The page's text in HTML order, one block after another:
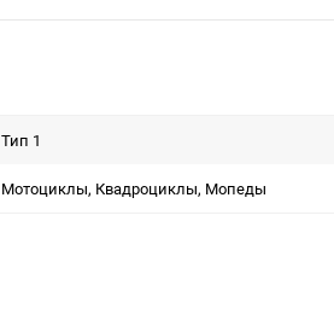
Тип 1
Мотоциклы, Квадроциклы, Мопеды